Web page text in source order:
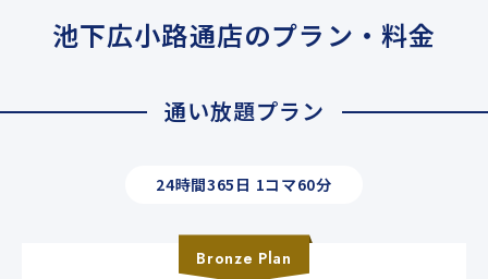
池下広小路通店のプラン・料金
通い放題プラン
24時間365日 1コマ60分
Bronze Plan